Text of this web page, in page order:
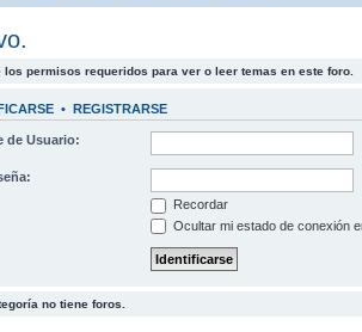
los permisos requeridos para ver o leer temas en este foro.
• REGISTRARSE
de Usuario:
Recordar
Ocultar mi estado de conexión
no tiene foros.